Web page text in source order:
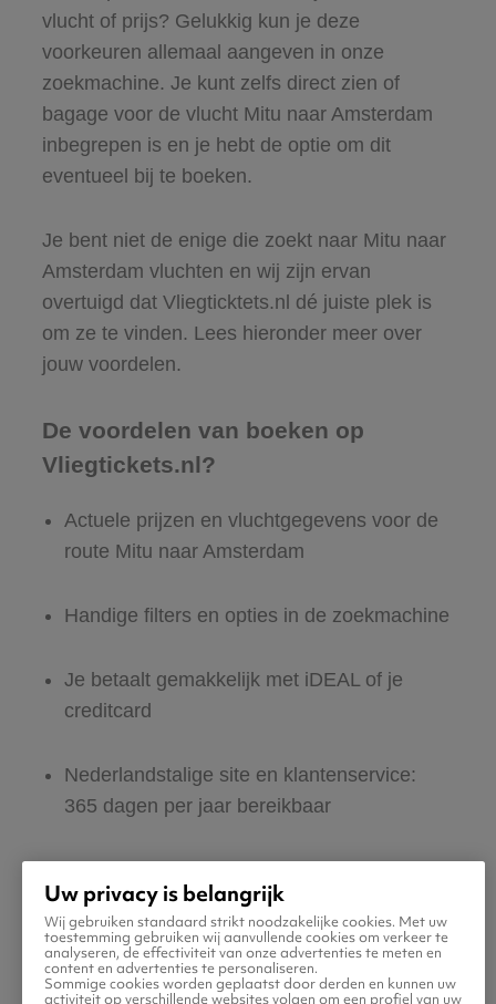
vlucht of prijs? Gelukkig kun je deze
voorkeuren allemaal aangeven in onze
zoekmachine. Je kunt zelfs direct zien of
bagage voor de vlucht Mitu naar Amsterdam
inbegrepen is en je hebt de optie om dit
eventueel bij te boeken.
Je bent niet de enige die zoekt naar Mitu naar
Amsterdam vluchten en wij zijn ervan
overtuigd dat Vliegticktets.nl dé juiste plek is
om ze te vinden. Lees hieronder meer over
jouw voordelen.
De voordelen van boeken op
Vliegtickets.nl?
Actuele prijzen en vluchtgegevens voor de
route Mitu naar Amsterdam
Handige filters en opties in de zoekmachine
Je betaalt gemakkelijk met iDEAL of je
creditcard
Nederlandstalige site en klantenservice:
365 dagen per jaar bereikbaar
Boek ook direct een hotel of huurauto voor
in Amsterdam
Uw privacy is belangrijk
Wij gebruiken standaard strikt noodzakelijke cookies. Met uw
toestemming gebruiken wij aanvullende cookies om verkeer te
analyseren, de effectiviteit van onze advertenties te meten en
content en advertenties te personaliseren.
Sommige cookies worden geplaatst door derden en kunnen uw
activiteit op verschillende websites volgen om een profiel van uw